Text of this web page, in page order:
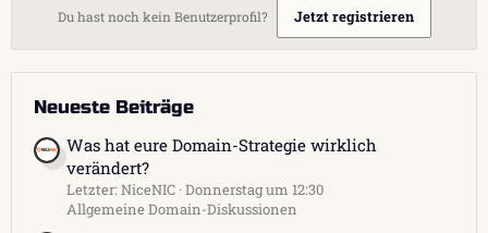
Du hast noch kein Benutzerprofil? Jetzt registrieren
Neueste Beiträge
Was hat eure Domain-Strategie wirklich
verändert?
Letzter: NiceNIC Donnerstag um 12:30
Allgemeine Domain-Diskussionen